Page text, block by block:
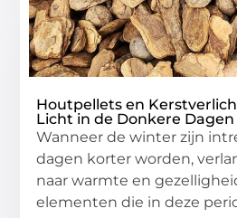
Houtpellets en
Licht in de Donkere Dagen
Wanneer de winter zijn
dagen korter worden,
naar warmte en
elementen die in deze